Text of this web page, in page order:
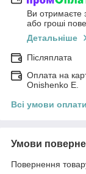
Ви отримаєте
або гроші
Детальніше
Післяплата
Оплата на
Onishenko E.
Всі умови оплати
Умови
Повернення